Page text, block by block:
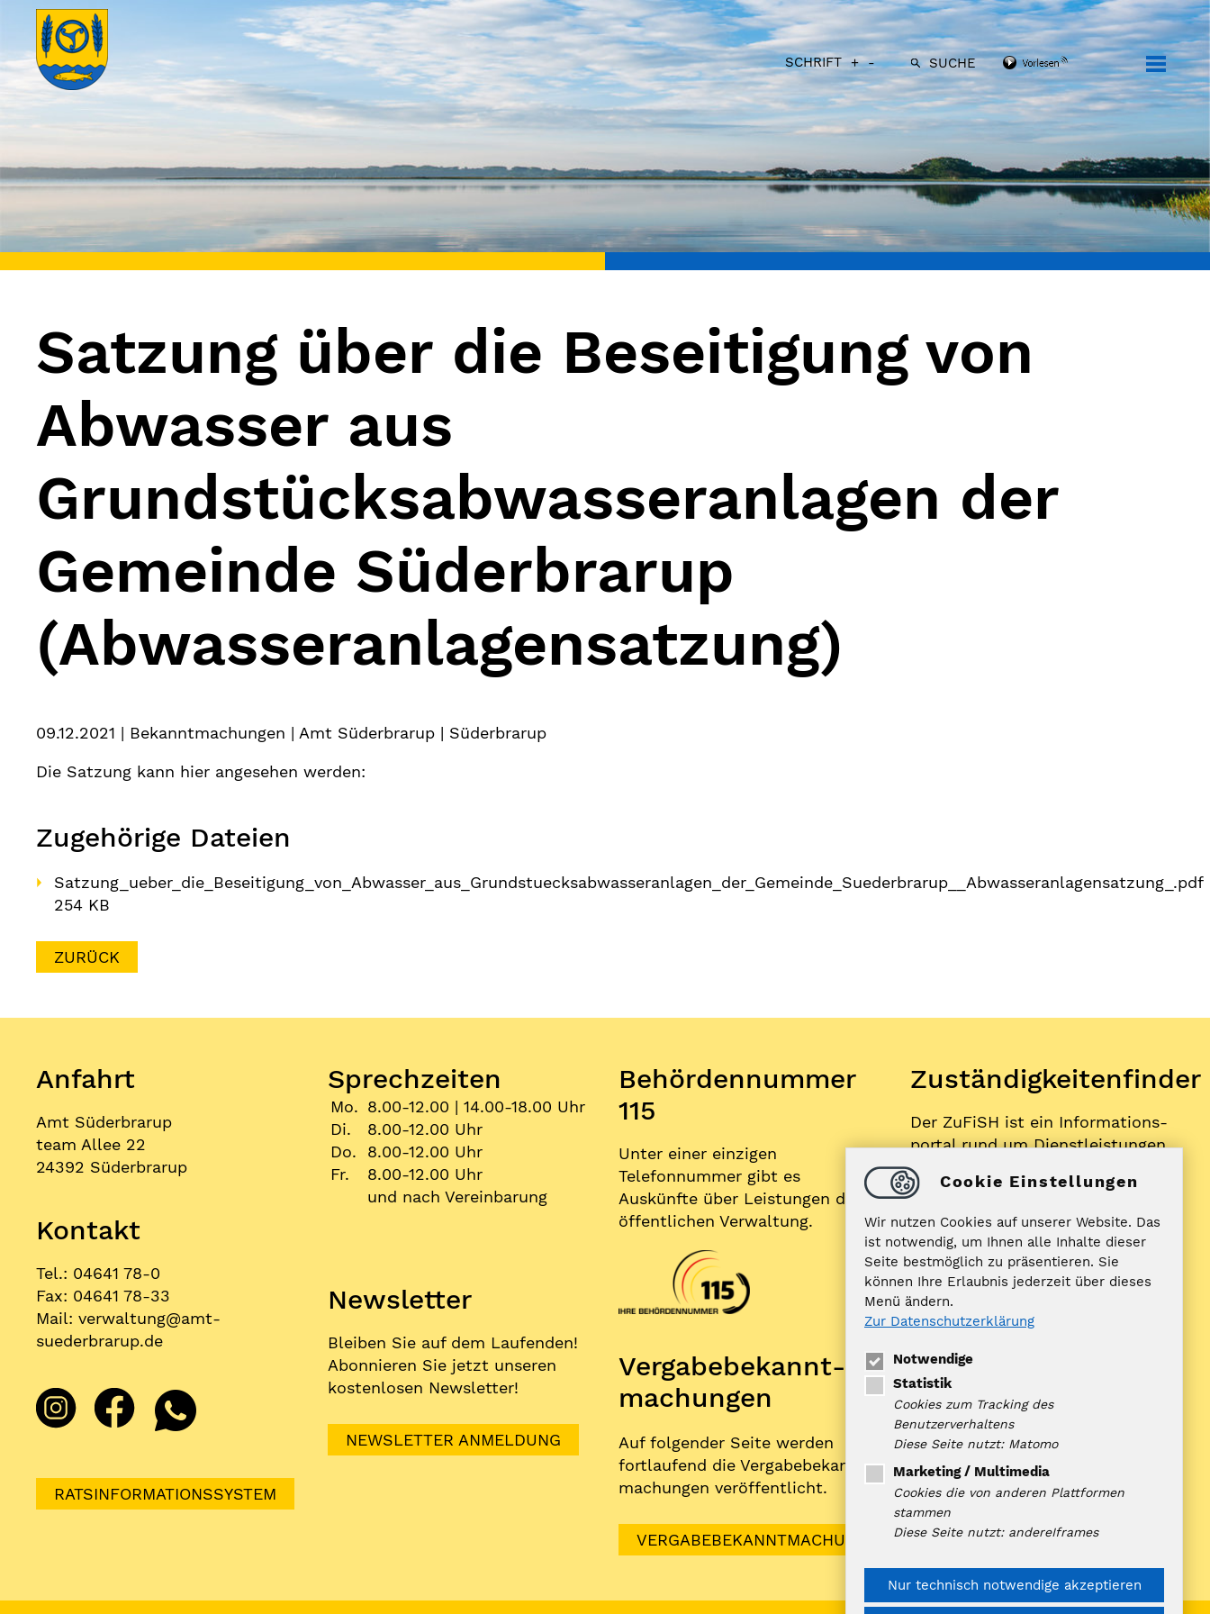
SCHRIFT+ - SUCHE
Satzung über die Beseitigung von
Abwasser aus
Grundstücksabwasseranlagen der
Gemeinde Süderbrarup
(Abwasseranlagensatzung)
09.12.2021 | Bekanntmachungen | Amt Süderbrarup | Süderbrarup
Die Satzung kann hier angesehen werden:
Zugehörige Dateien
Satzung_ueber_die_Beseitigung_von_Abwasser_aus_Grundstuecksabwasseranlagen_der_Gemeinde_Suederbrarup__Abwasseranlagensatzung_.pdf
254 KB
ZURÜCK
Anfahrt
Amt Süderbrarup
team Allee 22
24392 Süderbrarup
Kontakt
Tel.: 04641 78-0
Fax: 04641 78-33
Mail: verwaltung@amt-
suederbrarup.de
RATSINFORMATIONSSYSTEM
Sprechzeiten
Mo. 8.00-12.00 | 14.00-18.00 Uhr
Di.
8.00-12.00 Uhr
Do.
8.00-12.00 Uhr
Fr.
8.00-12.00 Uhr
und nach Vereinbarung
Newsletter
Bleiben Sie auf dem Laufenden!
Abonnieren Sie jetzt unseren
kostenlosen Newsletter!
NEWSLETTER ANMELDUNG
Behördennummer
115
Unter einer einzigen
Telefonnummer gibt es
Auskünfte über Leistungen der
öffentlichen Verwaltung.
Vergabe­bekannt­
machungen
Auf folgender Seite werden
fortlaufend die Vergabe­bekannt­
machungen veröffentlicht.
VERGABEBEKANNTMACHUNGEN
Zuständigkeitenfinder
Der ZuFiSH ist ein Informations­
portal rund um Dienstleistungen,
die die öffentliche Hand in
Schleswig-Holstein Ihnen als
ZUFISH
Bankverbindung
Nord-Ostsee Sparkasse
IBAN: DE10 2175 0000 0070 0321
98
BIC: NOLADE21NOS
Cookie Einstellungen
Wir nutzen Cookies auf unserer Website. Das
ist notwendig, um Ihnen alle Inhalte dieser
Seite bestmöglich zu präsentieren. Sie
können Ihre Erlaubnis jederzeit über dieses
Menü ändern.
Zur Datenschutzerklärung
Notwendige
Statistik
Cookies zum Tracking des
Benutzerverhaltens
Diese Seite nutzt: Matomo
Marketing / Multimedia
Cookies die von anderen Plattformen
stammen
Diese Seite nutzt: andereIframes
Nur technisch notwendige akzeptieren